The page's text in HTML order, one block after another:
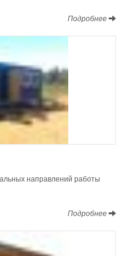
Подробнее
направлений работы
Подробнее